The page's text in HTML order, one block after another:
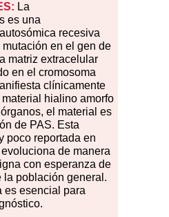
La
es una
recesiva
en el gen de
matriz extracelular
en el cromosoma
clínicamente
hialino amorfo
el material es
de PAS. Esta
poco reportada en
de manera
con esperanza de
la población general.
es esencial para